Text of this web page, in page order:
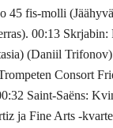
45 fis-molli
00:13 Skrjabin:
(Daniil
Consort
Saint-Saëns:
ja Fine Arts -